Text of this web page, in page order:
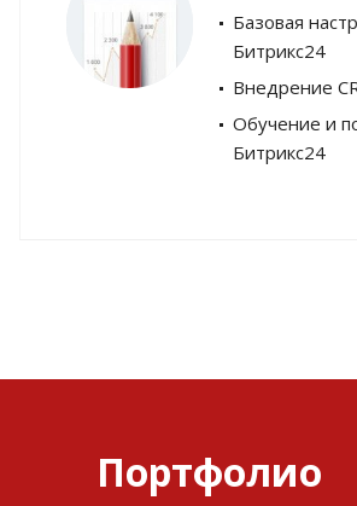
Базовая
Битрикс24
Внедрение
Обучение и
Битрикс24
Портфолио